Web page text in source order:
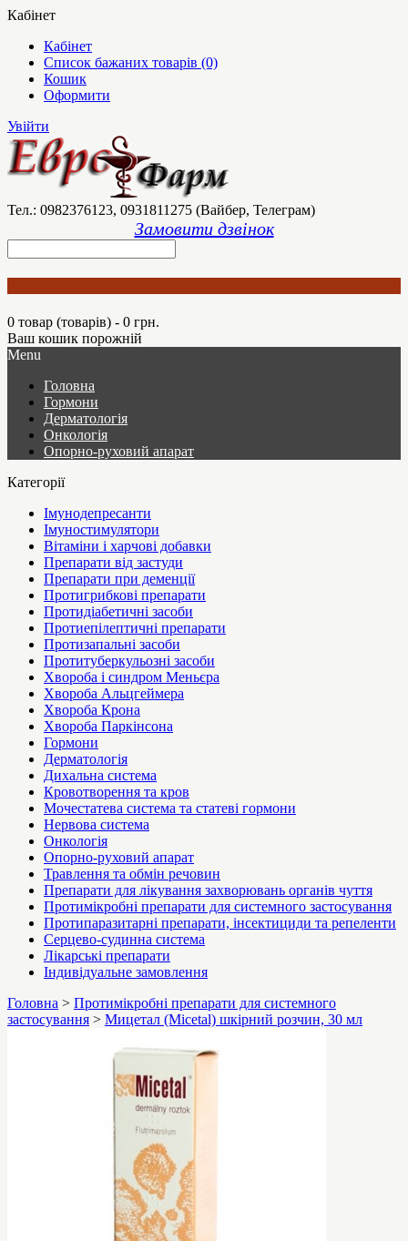
Кабінет
Кабінет
Список бажаних товарів (0)
Кошик
Оформити
Увійти
Тел.: 0982376123, 0931811275 (Вайбер, Телеграм)
Замовити дзвінок
0 товар (товарів) - 0 грн.
Ваш кошик порожній
Menu
Головна
Гормони
Дерматологія
Онкологія
Опорно-руховий апарат
Категорії
Імунодепресанти
Імуностимулятори
Вітаміни і харчові добавки
Препарати від застуди
Препарати при деменції
Протигрибкові препарати
Протидіабетичні засоби
Протиепілептичні препарати
Протизапальні засоби
Протитуберкульозні засоби
Хвороба і синдром Меньєра
Хвороба Альцгеймера
Хвороба Крона
Хвороба Паркінсона
Гормони
Дерматологія
Дихальна система
Кровотворення та кров
Мочестатева система та статеві гормони
Нервова система
Онкологія
Опорно-руховий апарат
Травлення та обмін речовин
Препарати для лікування захворювань органів чуття
Протимікробні препарати для системного застосування
Протипаразитарні препарати, інсектициди та репеленти
Серцево-судинна система
Лікарські препарати
Індивідуальне замовлення
Головна > Протимікробні препарати для системного
застосування > Мицетал (Micetal) шкірний розчин, 30 мл